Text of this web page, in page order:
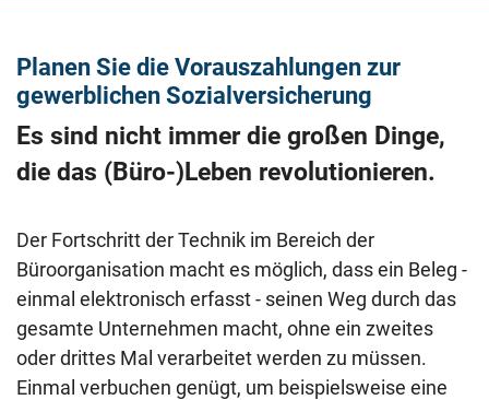
Planen Sie die Vorauszahlungen zur
gewerblichen Sozialversicherung
Es sind nicht immer die großen Dinge,
die das (Büro-)Leben revolutionieren.
Der Fortschritt der Technik im Bereich der
Büroorganisation macht es möglich, dass ein Beleg -
einmal elektronisch erfasst - seinen Weg durch das
gesamte Unternehmen macht, ohne ein zweites
oder drittes Mal verarbeitet werden zu müssen.
Einmal verbuchen genügt, um beispielsweise eine